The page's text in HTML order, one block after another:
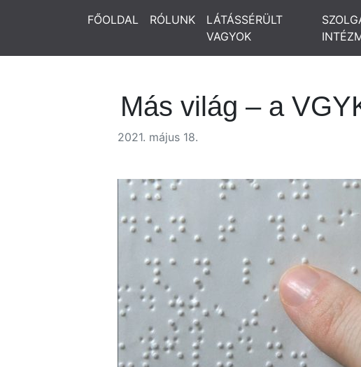
FŐOLDAL RÓLUNK
LÁTÁSSÉRÜLT
VAGYOK
Más világ – a
2021. május 18.